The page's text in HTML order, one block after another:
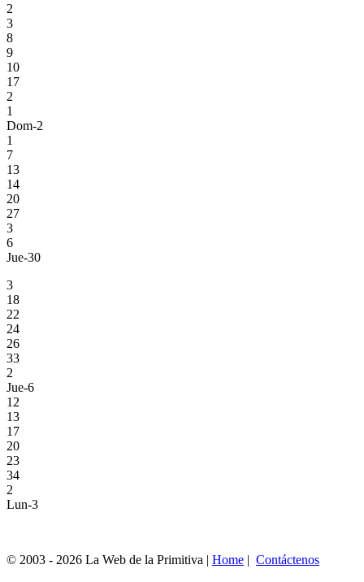
2
3
8
9
10
17
2
1
Dom-2
1
7
13
14
20
27
3
6
Jue-30
3
18
22
24
26
33
2
Jue-6
12
13
17
20
23
34
2
Lun-3
© 2003 - 2026 La Web de la Primitiva | Home | Contáctenos